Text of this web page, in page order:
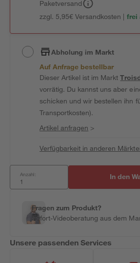
Paketversand
zzgl. 5,95€ Versandkosten | frei
Abholung im Markt
Auf Anfrage bestellbar
Dieser Artikel ist im Markt
vorrätig. Du kannst uns aber
schicken und wir bestellen ihn
Transportkosten).
Artikel anfragen >
Verfügbarkeit in anderen
Anzahl: In den
Fragen zum Produkt?
Sofort-Videoberatung aus dem
Unsere passenden Services